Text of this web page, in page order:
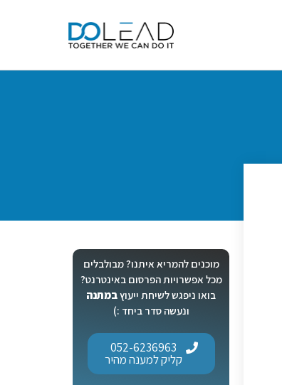
מוכנים להמריא איתנו? מבולבלים
מכל אפשרויות הפרסום באינטרנט?
בואו ניפגש לשיחת ייעוץבמתנה
ונעשה סדר ביחד :)
052-6236963
קליק למענה מהיר